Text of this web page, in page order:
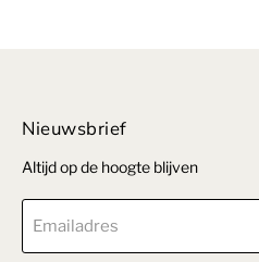
Nieuwsbrief
Altijd op de hoogte blijven
Emailadres